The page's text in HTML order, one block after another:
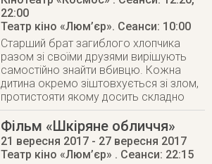
22:00
Театр кіно «Люм’єр». Сеанси: 10:00
Старший брат загиблого хлопчика
разом зі своїми друзями вирішують
самостійно знайти вбивцю. Кожна
дитина окремо зіштовхується зі злом,
протистояти якому досить складно
Фільм «Шкіряне обличчя»
21 вересня 2017 - 27 вересня 2017
Театр кіно «Люм’єр» . Сеанси: 22:15